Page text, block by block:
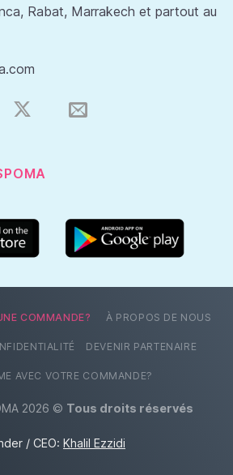
Rabat, Marrakech et partout au
COMMANDE? À PROPOS DE NOUS
DEVENIR PARTENAIRE
AVEC VOTRE COMMANDE?
2026 © Tous droits réservés
/ CEO: Khalil Ezzidi